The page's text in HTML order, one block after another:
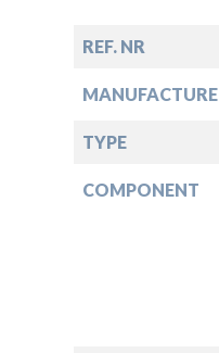
REF. NR
MANUFACTURE
TYPE
COMPONENT